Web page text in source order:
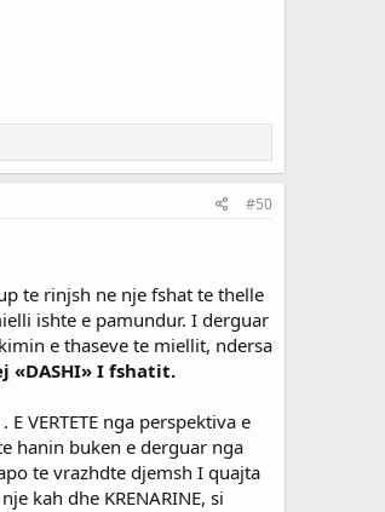
#50
te rinjsh ne nje fshat te thelle
ishte e pamundur. I derguar
e thaseve te miellit, ndersa
«DASHI» I fshatit.
VERTETE nga perspektiva e
hanin buken e derguar nga
te vrazhdte djemsh I quajta
kah dhe KRENARINE, si